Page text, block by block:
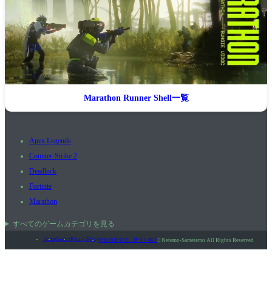
Marathon Runner Shell一覧
Apex Legends
Counter-Strike 2
Deadlock
Fortnite
Marathon
すべてのゲームカテゴリを見る
AboutContactPrivacy Policy特定商取引法に基づく表記 Netemo-Sametemo All Rights Reserved